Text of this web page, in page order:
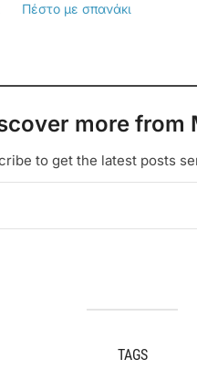
Πέστο με σπανάκι
more from
to get the latest posts
TAGS